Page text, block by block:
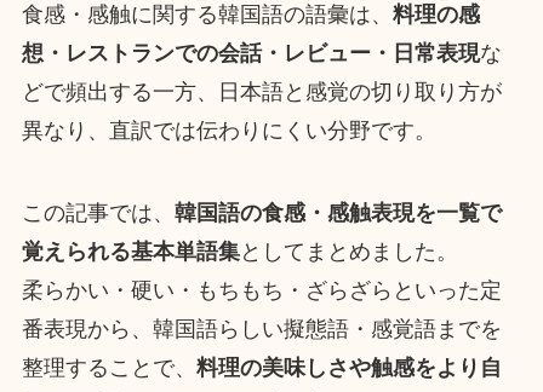
食感・感触に関する韓国語の語彙は、 料理の感
想・レストランでの会話・レビュー・日常表現な
どで頻出する一方、日本語と感覚の切り取り方が
異なり、直訳では伝わりにくい分野です。
この記事では、 韓国語の食感・感触表現を一覧で
覚えられる基本単語集としてまとめました。
柔らかい・硬い・もちもち・ざらざらといった定
番表現から、韓国語らしい擬態語・感覚語までを
整理することで、 料理の美味しさや触感をより自